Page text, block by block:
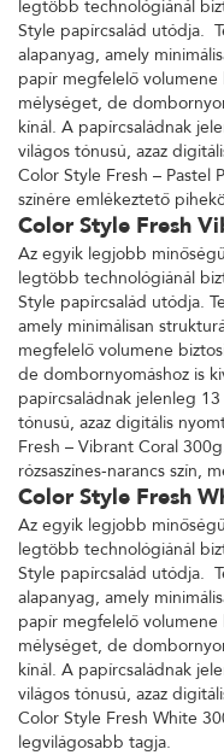
legtöbb technológiánál
Style papírcsalád utódja.
alapanyag, amely
papír megfelelő
mélységet, de
kínál. A papírcsaládnak
világos tónusú, azaz
Color Style Fresh – Pastel
színére emlékeztető
Color Style Fresh
Az egyik legjobb
legtöbb technológiánál
Style papírcsalád utódja.
amely minimálisan
megfelelő volumene
de dombornyomáshoz is
papírcsaládnak jelenleg
tónusú, azaz digitális
Fresh – Vibrant Coral
rózsaszínes-narancs szín,
Color Style Fresh
Az egyik legjobb
legtöbb technológiánál
Style papírcsalád utódja.
alapanyag, amely
papír megfelelő
mélységet, de
kínál. A papírcsaládnak
világos tónusú, azaz
Color Style Fresh White
legvilágosabb tagja.